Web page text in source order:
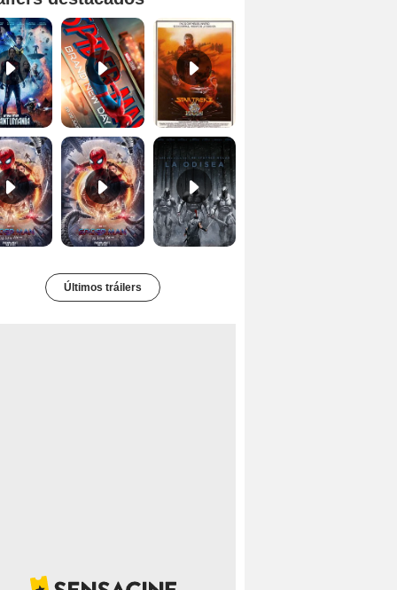
Ant-Man y la Avispa: Quantumanía Tráiler (2) Spider-Man: Brand New Day Tráiler (3)
Spider-Man: No Way Home Teaser Tráiler 'Spider-Man: No Way Home' La Odisea Tráiler (3)
Últimos tráilers